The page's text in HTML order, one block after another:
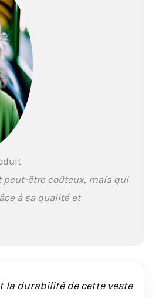
léger et sèche très
rapidement
être coûteux, mais qui
à sa qualité et
la durabilité de cette veste